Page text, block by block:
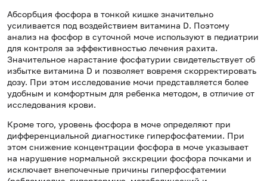
Абсорбция фосфора в тонкой кишке значительно
усиливается под воздействием витамина D. Поэтому
анализ на фосфор в суточной моче используют в педиатрии
для контроля за эффективностью лечения рахита.
Значительное нарастание фосфатурии свидетельствует об
избытке витамина D и позволяет вовремя скорректировать
дозу. При этом исследование мочи представляется более
удобным и комфортным для ребенка методом, в отличие от
исследования крови.
Кроме того, уровень фосфора в моче определяют при
дифференциальной диагностике гиперфосфатемии. При
этом снижение концентрации фосфора в моче указывает
на нарушение нормальной экскреции фосфора почками и
исключает внепочечные причины гиперфосфатемии